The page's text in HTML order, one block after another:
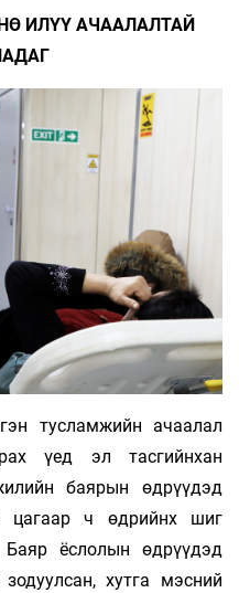
ИЛҮҮ АЧААЛАЛТАЙ
тусламжийн ачаалал
үед эл тасгийнхан
баярын өдрүүдэд
ч өдрийнх шиг
ёслолын өдрүүдэд
хутга мэсний